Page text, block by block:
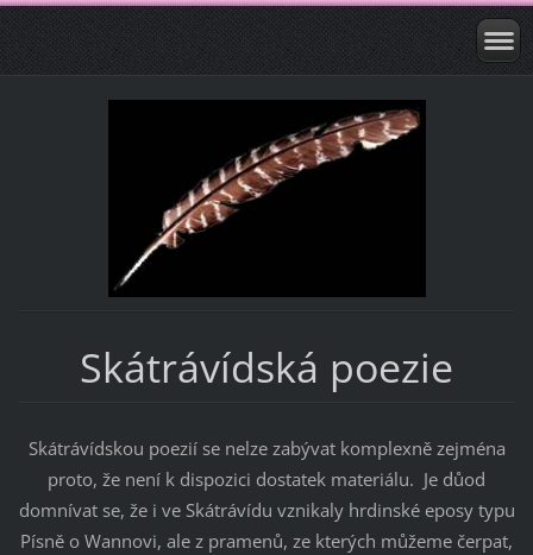
Skátrávídská poezie
Skátrávídskou poezií se nelze zabývat komplexně zejména
proto, že není k dispozici dostatek materiálu. Je důod
domnívat se, že i ve Skátrávídu vznikaly hrdinské eposy typu
Písně o Wannovi, ale z pramenů, ze kterých můžeme čerpat,